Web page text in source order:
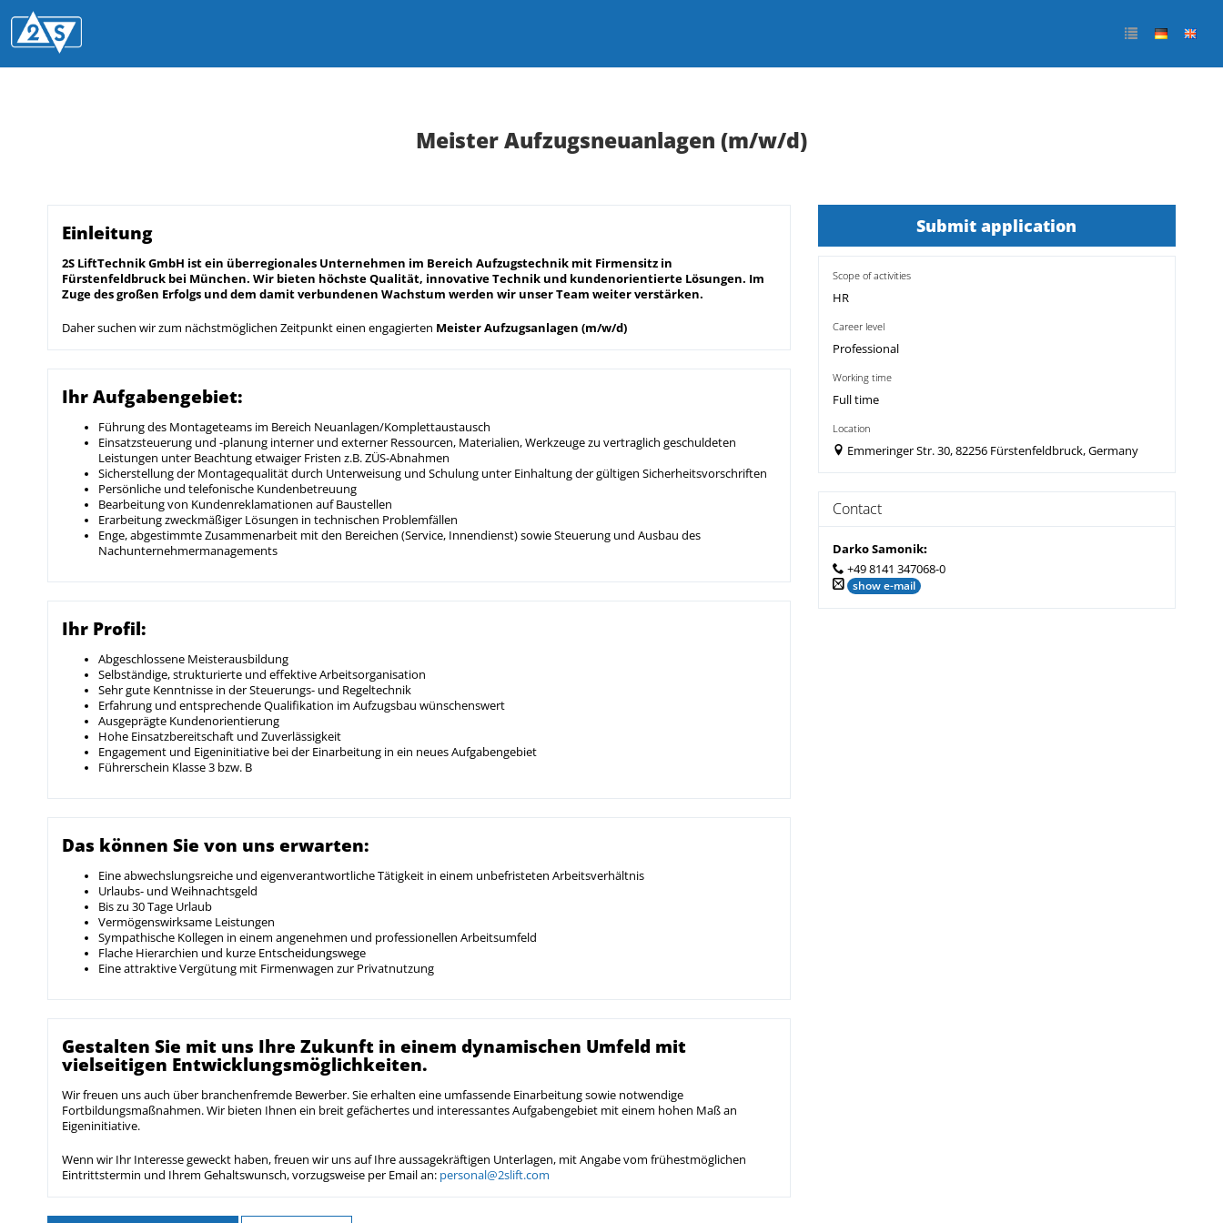
Meister Aufzugsneuanlagen (m/w/d)
Einleitung
2S LiftTechnik GmbH ist ein überregionales Unternehmen im Bereich Aufzugstechnik mit Firmensitz in
Fürstenfeldbruck bei München. Wir bieten höchste Qualität, innovative Technik und kundenorientierte Lösungen. Im
Zuge des großen Erfolgs und dem damit verbundenen Wachstum werden wir unser Team weiter verstärken.
Daher suchen wir zum nächstmöglichen Zeitpunkt einen engagierten Meister Aufzugsanlagen (m/w/d)
Ihr Aufgabengebiet:
Führung des Montageteams im Bereich Neuanlagen/Komplettaustausch
Einsatzsteuerung und -planung interner und externer Ressourcen, Materialien, Werkzeuge zu vertraglich geschuldeten
Leistungen unter Beachtung etwaiger Fristen z.B. ZÜS-Abnahmen
Sicherstellung der Montagequalität durch Unterweisung und Schulung unter Einhaltung der gültigen Sicherheitsvorschriften
Persönliche und telefonische Kundenbetreuung
Bearbeitung von Kundenreklamationen auf Baustellen
Erarbeitung zweckmäßiger Lösungen in technischen Problemfällen
Enge, abgestimmte Zusammenarbeit mit den Bereichen (Service, Innendienst) sowie Steuerung und Ausbau des
Nachunternehmermanagements
Ihr Profil:
Abgeschlossene Meisterausbildung
Selbständige, strukturierte und effektive Arbeitsorganisation
Sehr gute Kenntnisse in der Steuerungs- und Regeltechnik
Erfahrung und entsprechende Qualifikation im Aufzugsbau wünschenswert
Ausgeprägte Kundenorientierung
Hohe Einsatzbereitschaft und Zuverlässigkeit
Engagement und Eigeninitiative bei der Einarbeitung in ein neues Aufgabengebiet
Führerschein Klasse 3 bzw. B
Das können Sie von uns erwarten:
Eine abwechslungsreiche und eigenverantwortliche Tätigkeit in einem unbefristeten Arbeitsverhältnis
Urlaubs- und Weihnachtsgeld
Bis zu 30 Tage Urlaub
Vermögenswirksame Leistungen
Sympathische Kollegen in einem angenehmen und professionellen Arbeitsumfeld
Flache Hierarchien und kurze Entscheidungswege
Eine attraktive Vergütung mit Firmenwagen zur Privatnutzung
Gestalten Sie mit uns Ihre Zukunft in einem dynamischen Umfeld mit
vielseitigen Entwicklungsmöglichkeiten.
Wir freuen uns auch über branchenfremde Bewerber. Sie erhalten eine umfassende Einarbeitung sowie notwendige
Fortbildungsmaßnahmen. Wir bieten Ihnen ein breit gefächertes und interessantes Aufgabengebiet mit einem hohen Maß an
Eigeninitiative.
Wenn wir Ihr Interesse geweckt haben, freuen wir uns auf Ihre aussagekräftigen Unterlagen, mit Angabe vom frühestmöglichen
Eintrittstermin und Ihrem Gehaltswunsch, vorzugsweise per Email an: personal@2slift.com
Submit application
Scope of activities
HR
Career level
Professional
Working time
Full time
Location
Emmeringer Str. 30, 82256 Fürstenfeldbruck, Germany
Contact
Darko Samonik:
+49 8141 347068-0
show e-mail